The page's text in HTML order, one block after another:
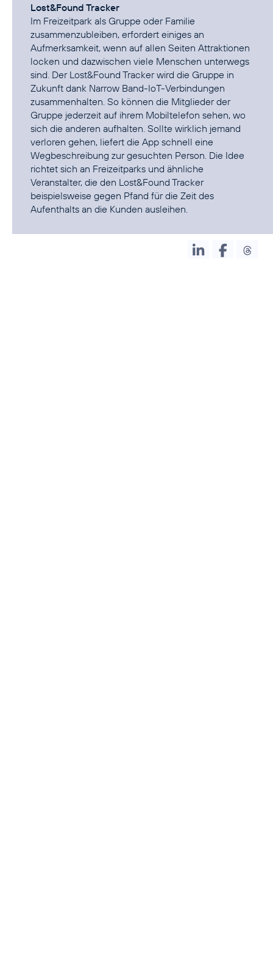
Lost&Found Tracker
Im Freizeitpark als Gruppe oder Familie
zusammenzubleiben, erfordert einiges an
Aufmerksamkeit, wenn auf allen Seiten Attraktionen
locken und dazwischen viele Menschen unterwegs
sind. Der Lost&Found Tracker wird die Gruppe in
Zukunft dank Narrow Band-IoT-Verbindungen
zusammenhalten. So können die Mitglieder der
Gruppe jederzeit auf ihrem Mobiltelefon sehen, wo
sich die anderen aufhalten. Sollte wirklich jemand
verloren gehen, liefert die App schnell eine
Wegbeschreibung zur gesuchten Person. Die Idee
richtet sich an Freizeitparks und ähnliche
Veranstalter, die den Lost&Found Tracker
beispielsweise gegen Pfand für die Zeit des
Aufenthalts an die Kunden ausleihen.